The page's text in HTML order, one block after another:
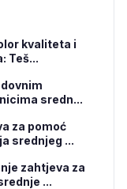
kvaliteta i
Teš...
sredn...
za pomoć
srednjeg ...
zahtjeva za
...